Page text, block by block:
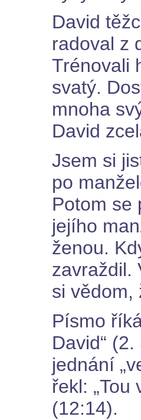
David
radoval z
Trénovali
svatý.
mnoha
David
Jsem si
po
Potom se
jejího
ženou.
zavraždil.
si vědom,
Písmo
David“
jednání
řekl:
(12:14).